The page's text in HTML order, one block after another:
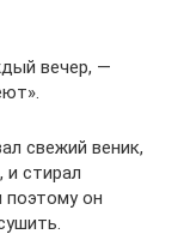
вечер, —
свежий веник,
и стирал
поэтому он